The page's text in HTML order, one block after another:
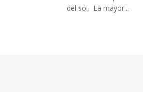
del sol. La mayor...